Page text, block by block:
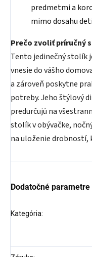
predmetmi a
mimo dosahu
Prečo zvoliť príručný
Tento jedinečný stolík
vnesie do vášho
a zároveň poskytne
potreby. Jeho štýlový
predurčujú na
stolík v obývačke,
na uloženie drobností,
Dodatočné parametre
Kategória: